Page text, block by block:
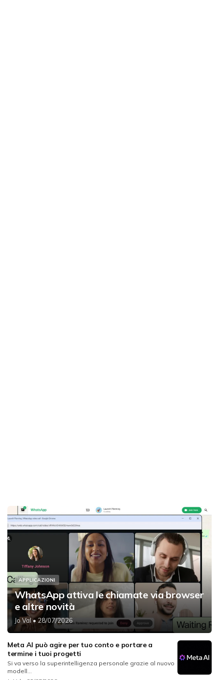
APPLICAZIONI
WhatsApp attiva le chiamate via browser
e altre novità
Jo Val• 28/07/2026
Meta AI può agire per tuo conto e portare a
termine i tuoi progetti
Si va verso la superintelligenza personale grazie al nuovo
modell...